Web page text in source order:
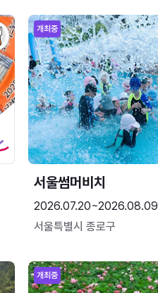
개최중
서울썸머비치
2026.07.20~2026.08.09
서울특별시 종로구
개최중